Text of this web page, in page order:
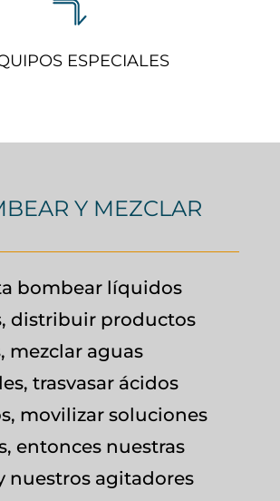
ESPECIALES
Y MEZCLAR
bombear líquidos
distribuir productos
mezclar aguas
trasvasar ácidos
movilizar soluciones
entonces nuestras
nuestros agitadores